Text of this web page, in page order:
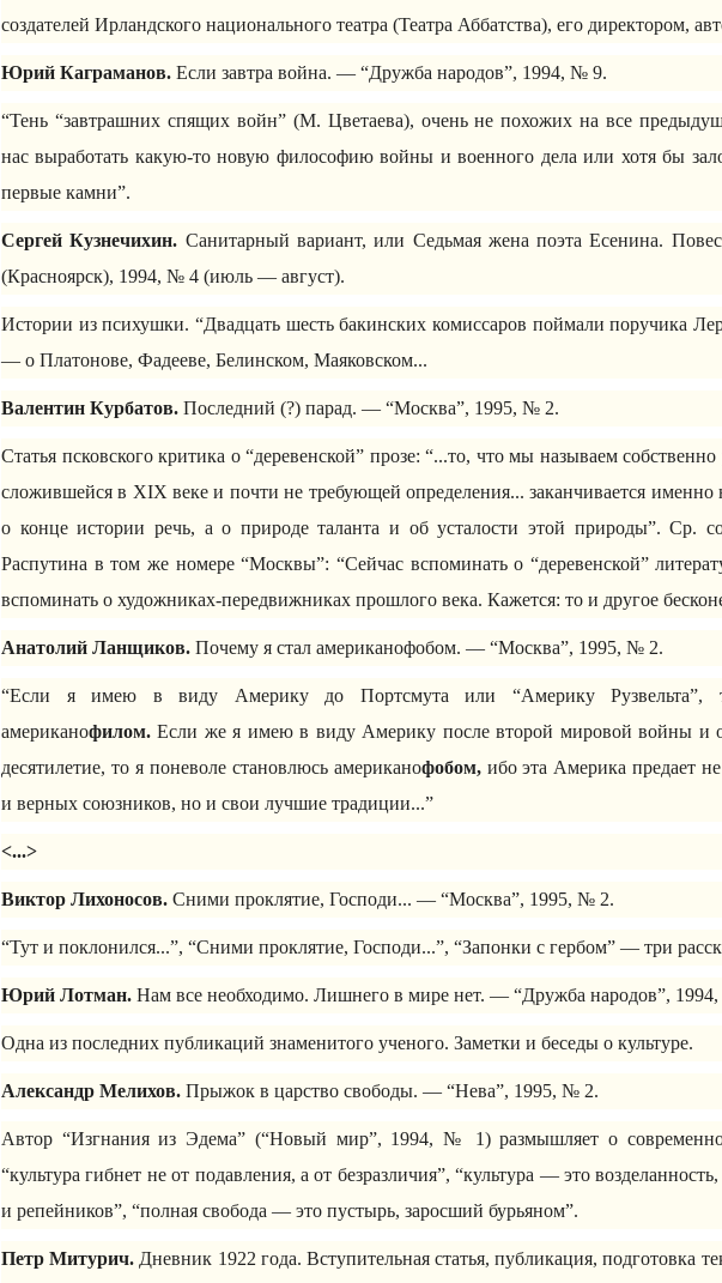
создателей Ирландского национального театра (Театра Аббатства), его директором,
Юрий Каграманов. Если завтра война. — “Дружба народов”, 1994, № 9.
“Тень “завтрашних спящих войн” (М. Цветаева), очень не похожих на все
нас выработать какую-то новую философию войны и военного дела или хотя бы
первые камни”.
Сергей Кузнечихин. Санитарный вариант, или Седьмая жена поэта Есенина.
(Красноярск), 1994, № 4 (июль — август).
Истории из психушки. “Двадцать шесть бакинских комиссаров поймали поручика
— о Платонове, Фадееве, Белинском, Маяковском...
Валентин Курбатов. Последний (?) парад. — “Москва”, 1995, № 2.
Статья псковского критика о “деревенской” прозе: “...то, что мы называем собственно
сложившейся в XIX веке и почти не требующей определения... заканчивается именно
о конце истории речь, а о природе таланта и об усталости этой природы”. Ср.
Распутина в том же номере “Москвы”: “Сейчас вспоминать о “деревенской”
вспоминать о художниках-передвижниках прошлого века. Кажется: то и другое
Анатолий Ланщиков. Почему я стал американофобом. — “Москва”, 1995, № 2.
“Если я имею в виду Америку до Портсмута или “Америку
американофилом. Если же я имею в виду Америку после второй мировой войны и
десятилетие, то я поневоле становлюсь американофобом,ибо эта Америка предает
и верных союзников, но и свои лучшие традиции...”
<...>
Виктор Лихоносов. Сними проклятие, Господи... — “Москва”, 1995, № 2.
“Тут и поклонился...”, “Сними проклятие, Господи...”, “Запонки с гербом” — три
Юрий Лотман. Нам все необходимо. Лишнего в мире нет. — “Дружба народов”,
Одна из последних публикаций знаменитого ученого. Заметки и беседы о культуре.
Александр Мелихов. Прыжок в царство свободы. — “Нева”, 1995, № 2.
Автор “Изгнания из Эдема” (“Новый мир”, 1994, № 1) размышляет о
“культура гибнет не от подавления, а от безразличия”, “культура — это
и репейников”, “полная свобода — это пустырь, заросший бурьяном”.
Петр Митурич. Дневник 1922 года. Вступительная статья, публикация, подготовка